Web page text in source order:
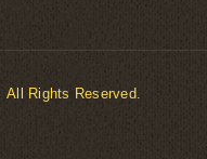
All Rights Reserved.